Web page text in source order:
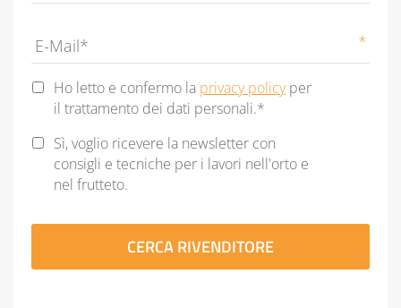
Privacy
Statement *
Ho letto e confermo la privacy policyper
il trattamento dei dati personali.*
Newsletter
Sì, voglio ricevere la newsletter con
consigli e tecniche per i lavori nell'orto e
nel frutteto.
CAPTCHA